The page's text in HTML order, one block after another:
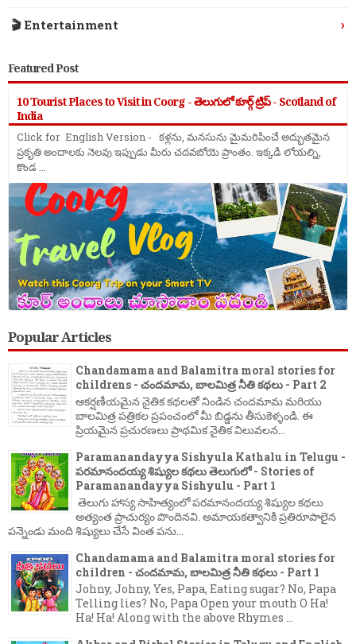
🎬 Entertainment ›
Featured Post
10 Tourist Places to Visit in Coorg - తెలుగులో కూర్గ్ ట్రిప్ - Scotland of
India
Click for English Version - కళ్లను, మనసును మైమరిపించే అద్భుతమైన
ప్రకృతి అందాలకు నెలవు ఇప్పుడు మీరు చదవబోయె ప్రాంతం. ఇక్కడి లోయల్ని,
కొండ ...
Popular Articles
Chandamama and Balamitra moral stories for
childrens - చందమామ, బాలమిత్ర నీతి కథలు - Part 2
ఆకర్షణీయమైన నైతిక కథలతో నిండిన చందమామ మరియు
బాలమిత్ర పత్రికల ప్రపంచంలో మీ బిడ్డను తీసుకెళ్ళండి. ఈ
ప్రియమైన ప్రచురణలు ప్రాథమిక నైతిక విలువలన...
Paramanandayya Sishyula Kathalu in Telugu -
పరమానందయ్య శిష్యుల కథలు తెలుగులో - Stories of
Paramanandayya Sishyulu - Part 1
తెలుగు హాస్య సాహిత్యంలో పరమానందయ్య శిష్యుల కథలు
అత్యంత ప్రాచుర్యం పొందినవి. అమాయకత్వానికి ప్రతిరూపాలైన
పన్నెండు మంది శిష్యులు చేసే వింత పను...
Chandamama and Balamitra moral stories for
children - చందమామ, బాలమిత్ర నీతి కథలు - Part 1
Johny, Johny, Yes, Papa, Eating sugar? No, Papa
Telling lies? No, Papa Open your mouth O Ha!
Ha! Ha! Along with the above Rhymes ...